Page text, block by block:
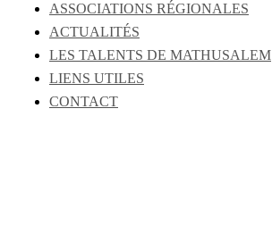
ASSOCIATIONS RÉGIONALES
ACTUALITÉS
LES TALENTS DE MATHUSALEM
LIENS UTILES
CONTACT